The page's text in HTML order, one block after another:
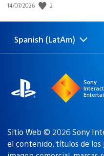
Fecha
publicación:
14/07/2026 2
Elige
una
Región
actual:
Spanish (LatAm)
Sony
Sitio Web © 2026 Sony
el contenido, títulos de los